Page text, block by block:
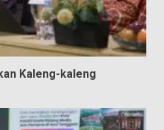
Kaleng-kaleng